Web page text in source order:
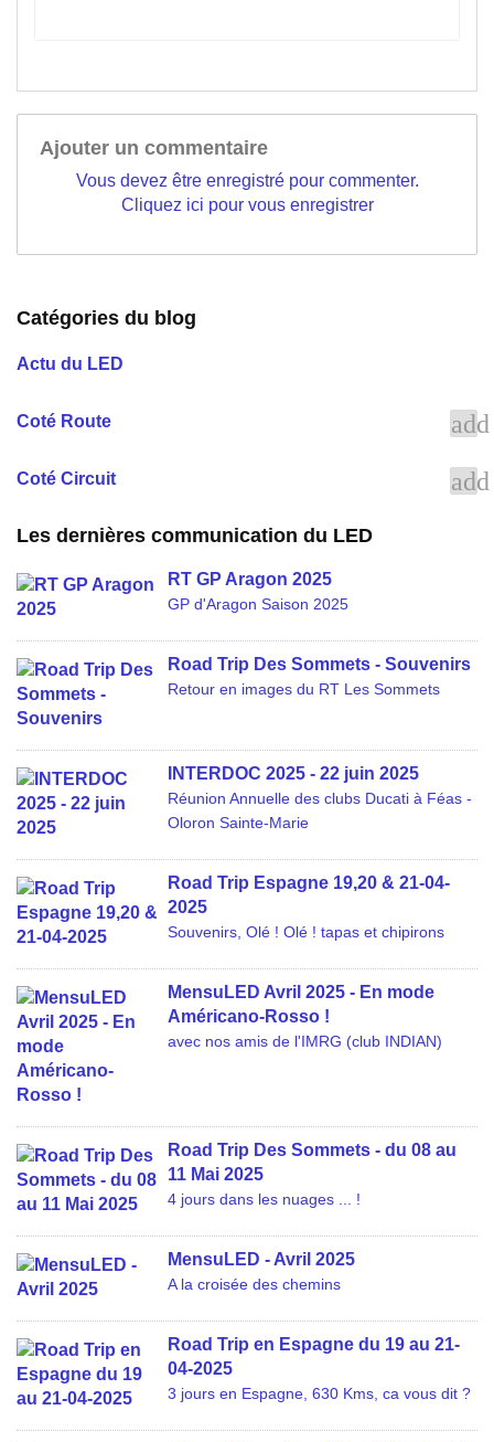
Ajouter un commentaire
Vous devez être enregistré pour commenter.
Cliquez ici pour vous enregistrer
Catégories du blog
Actu du LED
Coté Route add
Coté Circuit add
Les dernières communication du LED
RT GP Aragon 2025
GP d'Aragon Saison 2025
Road Trip Des Sommets - Souvenirs
Retour en images du RT Les Sommets
INTERDOC 2025 - 22 juin 2025
Réunion Annuelle des clubs Ducati à Féas -
Oloron Sainte-Marie
Road Trip Espagne 19,20 & 21-04-
2025
Souvenirs, Olé ! Olé ! tapas et chipirons
MensuLED Avril 2025 - En mode
Américano-Rosso !
avec nos amis de l'IMRG (club INDIAN)
Road Trip Des Sommets - du 08 au
11 Mai 2025
4 jours dans les nuages ... !
MensuLED - Avril 2025
A la croisée des chemins
Road Trip en Espagne du 19 au 21-
04-2025
3 jours en Espagne, 630 Kms, ca vous dit ?